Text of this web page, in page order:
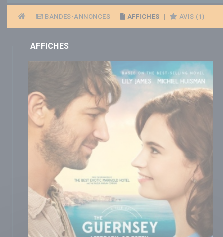
| BANDES-ANNONCES | AFFICHES | AVIS (1)
AFFICHES